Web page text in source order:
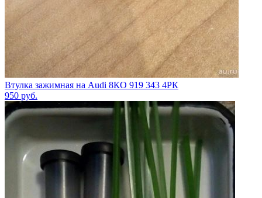
Втулка зажимная на Audi 8КО 919 343 4РК
950 руб.